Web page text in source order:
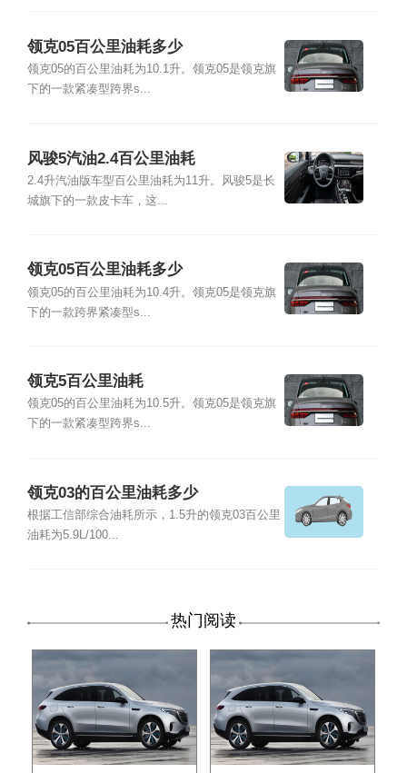
领克05百公里油耗多少
领克05的百公里油耗为10.1升。领克05是领克旗
下的一款紧凑型跨界s...
风骏5汽油2.4百公里油耗
2.4升汽油版车型百公里油耗为11升。风骏5是长
城旗下的一款皮卡车，这...
领克05百公里油耗多少
领克05的百公里油耗为10.4升。领克05是领克旗
下的一款跨界紧凑型s...
领克5百公里油耗
领克05的百公里油耗为10.5升。领克05是领克旗
下的一款紧凑型跨界s...
领克03的百公里油耗多少
根据工信部综合油耗所示，1.5升的领克03百公里
油耗为5.9L/100...
热门阅读